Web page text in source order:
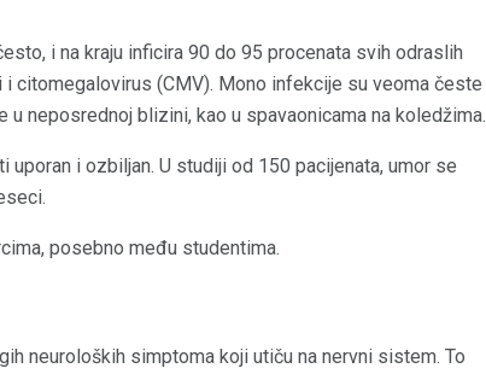
i na kraju inficira 90 do 95 procenata svih odraslih
citomegalovirus (CMV). Mono infekcije su veoma česte
neposrednoj blizini, kao u spavaonicama na koledžima.
uporan i ozbiljan. U studiji od 150 pacijenata, umor se
posebno među studentima.
neuroloških simptoma koji utiču na nervni sistem. To